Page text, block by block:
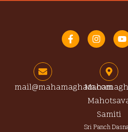
F
a
c
o
I
n
s
a
g
r
a
m
Y
o
u
e
mail@mahamagham.com
Samiti
Sri Panch